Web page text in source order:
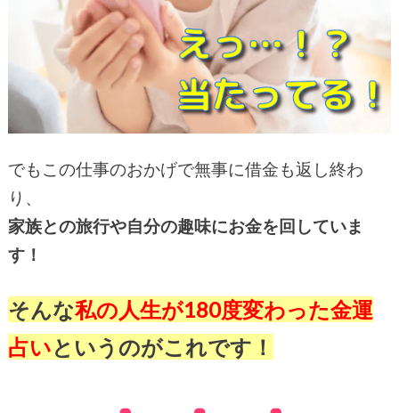
でもこの仕事のおかげで無事に借金も返し終わ
り、
家族との旅行や自分の趣味にお金を回していま
す！
そんな私の人生が180度変わった金運
占いというのがこれです！